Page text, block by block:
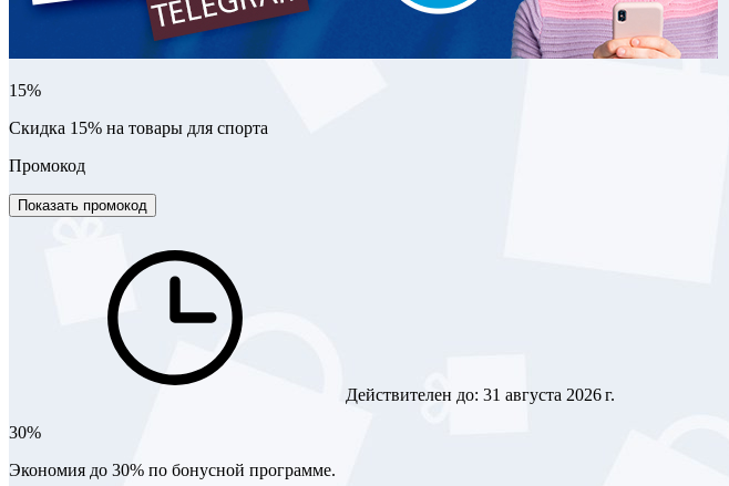
15%
Скидка 15% на товары для спорта
Промокод
Показать промокод
Действителен до: 31 августа 2026 г.
30%
Экономия до 30% по бонусной программе.